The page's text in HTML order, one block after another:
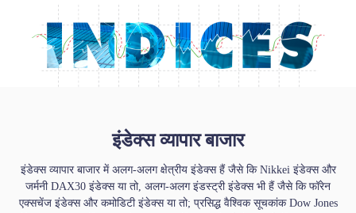
Trader Partners
इंडेक्स व्यापार बाजार
इंडेक्स व्यापार बाजार में अलग-अलग क्षेत्रीय इंडेक्स हैं जैसे कि Nikkei इंडेक्स और
जर्मनी DAX30 इंडेक्स या तो, अलग-अलग इंडस्ट्री इंडेक्स भी हैं जैसे कि फॉरेन
एक्सचेंज इंडेक्स और कमोडिटी इंडेक्स या तो; प्रसिद्ध वैश्विक सूचकांक Dow Jones